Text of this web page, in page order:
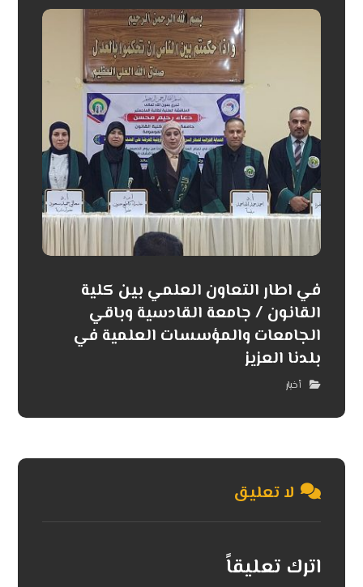
في اطار التعاون العلمي بين كلية
القانون / جامعة القادسية وباقي
الجامعات والمؤسسات العلمية في
بلدنا العزيز
أخبار
لا تعليق
اترك تعليقاً